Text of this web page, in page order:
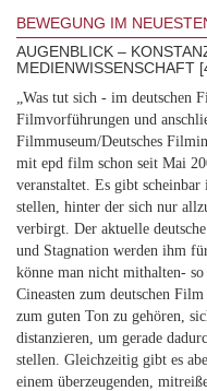
BEWEGUNG IM
AUGENBLICK –
MEDIENWISSENSCHAFT
„Was tut sich - im deutschen
Filmvorführungen und
Filmmuseum/Deutsches
mit epd film schon seit Mai
veranstaltet. Es gibt scheinbar
stellen, hinter der sich nur
verbirgt. Der aktuelle
und Stagnation werden ihm
könne man nicht mithalten-
Cineasten zum deutschen
zum guten Ton zu gehören,
distanzieren, um gerade
stellen. Gleichzeitig gibt es
einem überzeugenden,